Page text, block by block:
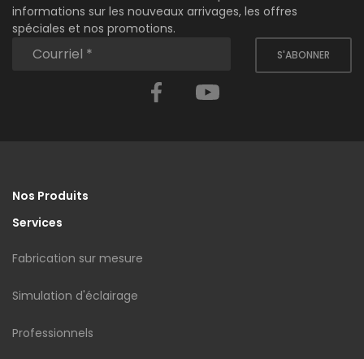
informations sur les nouveaux arrivages, les offres
spéciales et nos promotions.
S'ABONNER
Facebook
Nos Produits
Services
Fabrication sur mesure
Simulation d'éclairage
Professionnels